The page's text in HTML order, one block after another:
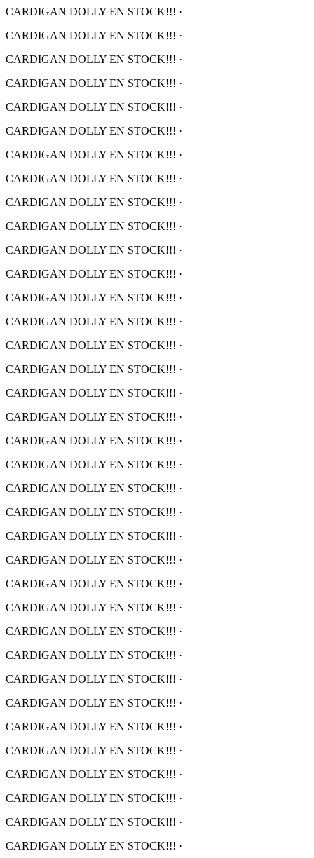
CARDIGAN DOLLY EN STOCK!!! ·
CARDIGAN DOLLY EN STOCK!!! ·
CARDIGAN DOLLY EN STOCK!!! ·
CARDIGAN DOLLY EN STOCK!!! ·
CARDIGAN DOLLY EN STOCK!!! ·
CARDIGAN DOLLY EN STOCK!!! ·
CARDIGAN DOLLY EN STOCK!!! ·
CARDIGAN DOLLY EN STOCK!!! ·
CARDIGAN DOLLY EN STOCK!!! ·
CARDIGAN DOLLY EN STOCK!!! ·
CARDIGAN DOLLY EN STOCK!!! ·
CARDIGAN DOLLY EN STOCK!!! ·
CARDIGAN DOLLY EN STOCK!!! ·
CARDIGAN DOLLY EN STOCK!!! ·
CARDIGAN DOLLY EN STOCK!!! ·
CARDIGAN DOLLY EN STOCK!!! ·
CARDIGAN DOLLY EN STOCK!!! ·
CARDIGAN DOLLY EN STOCK!!! ·
CARDIGAN DOLLY EN STOCK!!! ·
CARDIGAN DOLLY EN STOCK!!! ·
CARDIGAN DOLLY EN STOCK!!! ·
CARDIGAN DOLLY EN STOCK!!! ·
CARDIGAN DOLLY EN STOCK!!! ·
CARDIGAN DOLLY EN STOCK!!! ·
CARDIGAN DOLLY EN STOCK!!! ·
CARDIGAN DOLLY EN STOCK!!! ·
CARDIGAN DOLLY EN STOCK!!! ·
CARDIGAN DOLLY EN STOCK!!! ·
CARDIGAN DOLLY EN STOCK!!! ·
CARDIGAN DOLLY EN STOCK!!! ·
CARDIGAN DOLLY EN STOCK!!! ·
CARDIGAN DOLLY EN STOCK!!! ·
CARDIGAN DOLLY EN STOCK!!! ·
CARDIGAN DOLLY EN STOCK!!! ·
CARDIGAN DOLLY EN STOCK!!! ·
CARDIGAN DOLLY EN STOCK!!! ·